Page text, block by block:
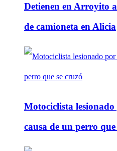
Detienen en Arroyito
de camioneta en Alicia
Motociclista lesionado
causa de un perro que